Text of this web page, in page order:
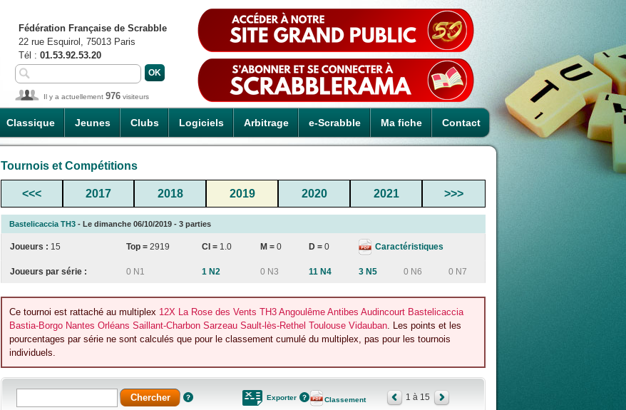
Classique Jeunes Clubs Logiciels Arbitrage e-Scrabble Ma fiche Contact
Fédération Française de Scrabble
22 rue Esquirol, 75013 Paris
Tél : 01.53.92.53.20
Il y a actuellement 976 visiteurs
Tournois et Compétitions
<<< 2017 2018 2019 2020 2021 >>>
Bastelicaccia TH3 - Le dimanche 06/10/2019 - 3 parties
Joueurs : 15 Top = 2919 CI = 1.0 M = 0 D = 0 Caractéristiques
Joueurs par série : 0 N1 1 N2 0 N3 11 N4 3 N5 0 N6 0 N7
Ce tournoi est rattaché au multiplex 12X La Rose des Vents TH3 Angoulême Antibes Audincourt Bastelicaccia
Bastia-Borgo Nantes Orléans Saillant-Charbon Sarzeau Sault-lès-Rethel Toulouse Vidauban. Les points et les
pourcentages par série ne sont calculés que pour le classement cumulé du multiplex, pas pour les tournois
individuels.
Exporter Classement 1 à 15